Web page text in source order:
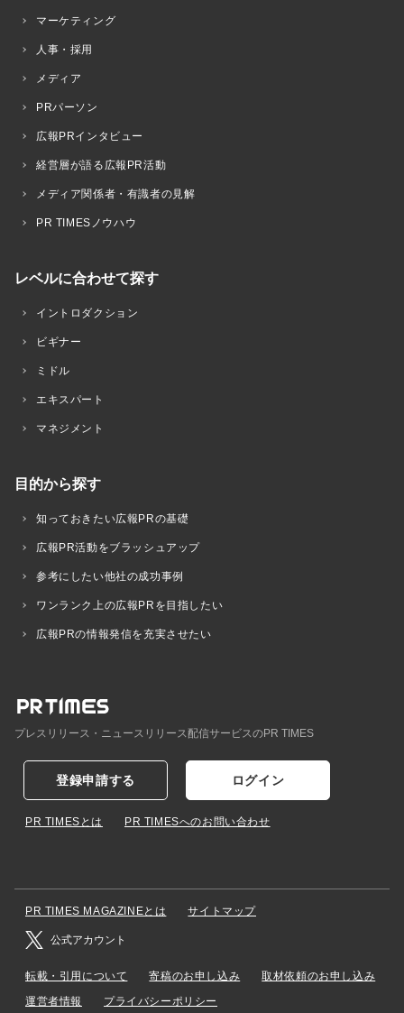
マーケティング
人事・採用
メディア
PRパーソン
広報PRインタビュー
経営層が語る広報PR活動
メディア関係者・有識者の見解
PR TIMESノウハウ
レベルに合わせて探す
イントロダクション
ビギナー
ミドル
エキスパート
マネジメント
目的から探す
知っておきたい広報PRの基礎
広報PR活動をブラッシュアップ
参考にしたい他社の成功事例
ワンランク上の広報PRを目指したい
広報PRの情報発信を充実させたい
プレスリリース・ニュースリリース配信サービスのPR TIMES
登録申請する ログイン
PR TIMESとは PR TIMESへのお問い合わせ
PR TIMES MAGAZINEとは サイトマップ
公式アカウント
転載・引用について 寄稿のお申し込み
取材依頼のお申し込み
運営者情報
プライバシーポリシー